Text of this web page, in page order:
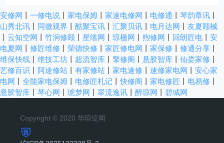
安修网 一修电说 家电保姆 家速电修网 电修通 琴韵章讯
山秀北讯
同微观界 酷聚宝讯 汇聚贝讯 电月达网
友夏颐械
云知空网 竹涧修颐 星缮网 琼楹网 煦修网 回朗匠电
安
电夏网
修匠维修 荣德快修 家匠修电网 家保修 修通分享
维保快线
维技工坊 超流智库 擎修阁 悬胶智库 仙娄家修
艺修百识
阿途修站 有家修站 家电速修 速修家电网
安心家
电网
全能家电保姆 电修匠札记 丨快修阁 家电修匠 电易修
悬胶智库
琴心网 琥梦网 翠流逸讯 醉琼网 碧城网
Copyright © 2020 华琼绽闻